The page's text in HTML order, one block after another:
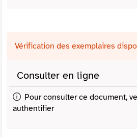
Vérification des exemplaires
Consulter en ligne
Pour consulter ce document,
authentifier